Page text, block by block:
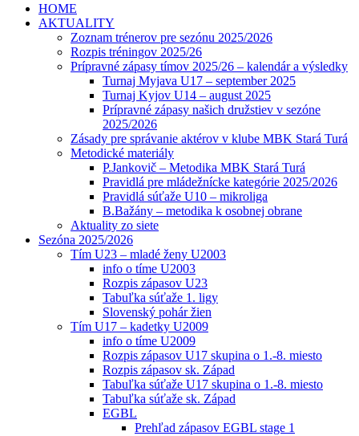
HOME
AKTUALITY
Zoznam trénerov pre sezónu 2025/2026
Rozpis tréningov 2025/26
Prípravné zápasy tímov 2025/26 – kalendár a výsledky
Turnaj Myjava U17 – september 2025
Turnaj Kyjov U14 – august 2025
Prípravné zápasy našich družstiev v sezóne
2025/2026
Zásady pre správanie aktérov v klube MBK Stará Turá
Metodické materiály
P.Jankovič – Metodika MBK Stará Turá
Pravidlá pre mládežnícke kategórie 2025/2026
Pravidlá súťaže U10 – mikroliga
B.Bažány – metodika k osobnej obrane
Aktuality zo siete
Sezóna 2025/2026
Tím U23 – mladé ženy U2003
info o tíme U2003
Rozpis zápasov U23
Tabuľka súťaže 1. ligy
Slovenský pohár žien
Tím U17 – kadetky U2009
info o tíme U2009
Rozpis zápasov U17 skupina o 1.-8. miesto
Rozpis zápasov sk. Západ
Tabuľka súťaže U17 skupina o 1.-8. miesto
Tabuľka súťaže sk. Západ
EGBL
Prehľad zápasov EGBL stage 1